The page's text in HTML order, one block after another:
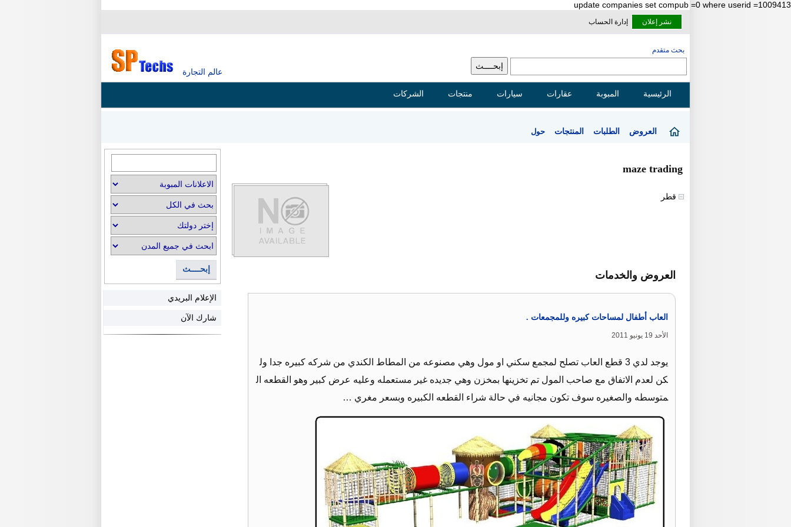
update companies set compub =0 where userid =1009413
نشر إعلان إدارة الحساب
عالم التجارة
بحث متقدم
الرئيسية المبوبة عقارات سيارات منتجات الشركات
العروض الطلبات المنتجات حول
maze trading
قطر
العروض والخدمات
العاب أطفال لمساحات كبيره وللمجمعات .
الأحد 19 يونيو 2011
يوجد لدي 3 قطع العاب تصلح لمجمع سكني او مول وهي مصنوعه من المطاط الكندي من شركه كبيره جدا ول
كن لعدم الاتفاق مع صاحب المول تم تخزينها بمخزن وهي جديده غير مستعمله وعليه عرض كبير وهو القطعه ال
متوسطه والصغيره سوف تكون مجانيه في حالة شراء القطعه الكبيره وبسعر مغري …
إبحــــث
الإعلام البريدي
شارك الآن